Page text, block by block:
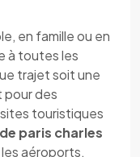
en famille ou en
à toutes les
trajet soit une
pour des
touristiques
paris charles
aéroports.